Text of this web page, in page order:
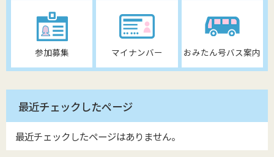
参加募集 マイナンバー おみたん号バス案内
最近チェックしたページ
最近チェックしたページはありません。